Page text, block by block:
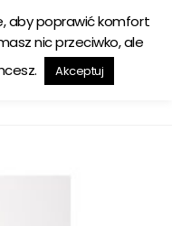
w zgodzie z naturą
aby poprawić komfort
nic przeciwko, ale
Akceptuj